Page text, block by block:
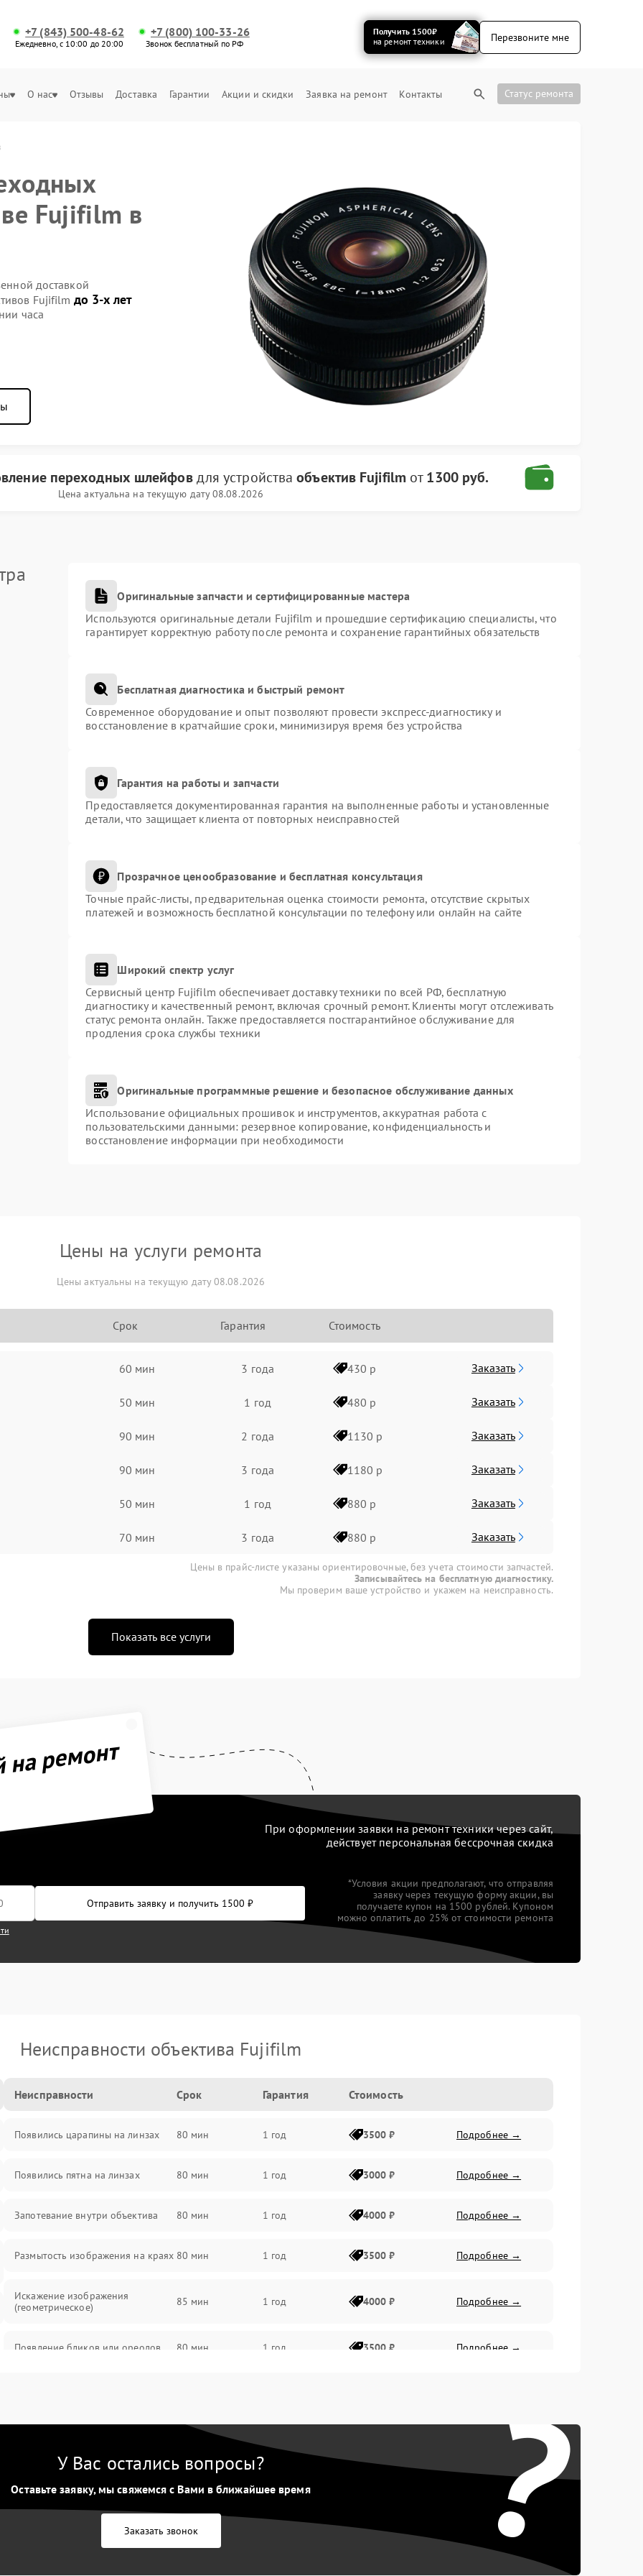
+7 (843) 500-48-62
Ежедневно, с 10:00 до 20:00
+7 (800) 100-33-26
Звонок бесплатный по РФ
Получить 1500₽
на ремонт техники
Перезвоните мне
О нас Отзывы Доставка Гарантии Акции и скидки Заявка на ремонт Контакты Статус ремонта
Fujifilm в
доставкой
Fujifilm до 3-х лет
часа
переходных шлейфовдля устройстваобъектив Fujifilm от1300 руб.
Цена актуальна на текущую дату 08.08.2026
Оригинальные запчасти и сертифицированные мастера
Используются оригинальные детали Fujifilm и прошедшие сертификацию специалисты, что
гарантирует корректную работу после ремонта и сохранение гарантийных обязательств
Бесплатная диагностика и быстрый ремонт
Современное оборудование и опыт позволяют провести экспресс-диагностику и
восстановление в кратчайшие сроки, минимизируя время без устройства
Гарантия на работы и запчасти
Предоставляется документированная гарантия на выполненные работы и установленные
детали, что защищает клиента от повторных неисправностей
Прозрачное ценообразование и бесплатная консультация
Точные прайс-листы, предварительная оценка стоимости ремонта, отсутствие скрытых
платежей и возможность бесплатной консультации по телефону или онлайн на сайте
Широкий спектр услуг
Сервисный центр Fujifilm обеспечивает доставку техники по всей РФ, бесплатную
диагностику и качественный ремонт, включая срочный ремонт. Клиенты могут отслеживать
статус ремонта онлайн. Также предоставляется постгарантийное обслуживание для
продления срока службы техники
Оригинальные программные решение и безопасное обслуживание данных
Использование официальных прошивок и инструментов, аккуратная работа с
пользовательскими данными: резервное копирование, конфиденциальность и
восстановление информации при необходимости
Цены на услуги ремонта
Цены актуальны на текущую дату 08.08.2026
Срок Гарантия Стоимость
60 мин 3 года 430 р Заказать
50 мин 1 год 480 р Заказать
90 мин 2 года 1130 р Заказать
90 мин 3 года 1180 р Заказать
50 мин 1 год 880 р Заказать
70 мин 3 года 880 р Заказать
Цены в прайс-листе указаны ориентировочные, без учета стоимости запчастей.
Записывайтесь на бесплатную диагностику.
Мы проверим ваше устройство и укажем на неисправность.
Показать все услуги
ремонт
При оформлении заявки на ремонт техники через сайт,
действует персональная бессрочная скидка
Отправить заявку и получить 1500 ₽
*Условия акции предполагают, что отправляя
заявку через текущую форму акции, вы
получаете купон на 1500 рублей. Купоном
можно оплатить до 25% от стоимости ремонта
Неисправности объектива Fujifilm
Неисправности Срок Гарантия Стоимость
Появились царапины на линзах 80 мин 1 год 3500 ₽ Подробнее →
Появились пятна на линзах 80 мин 1 год 3000 ₽ Подробнее →
Запотевание внутри объектива 80 мин 1 год 4000 ₽ Подробнее →
Размытость изображения на краях 80 мин 1 год 3500 ₽ Подробнее →
Искажение изображения
(геометрическое)
85 мин 1 год 4000 ₽ Подробнее →
Появление бликов или ореолов 80 мин 1 год 3500 ₽ Подробнее →
?
У Вас остались вопросы?
Оставьте заявку, мы свяжемся с Вами в ближайшее время
Заказать звонок